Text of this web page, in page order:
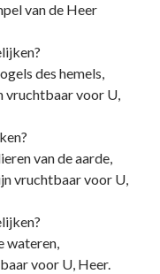
van de Heer
des hemels,
voor U,
van de aarde,
vruchtbaar voor U,
wateren,
voor U, Heer.